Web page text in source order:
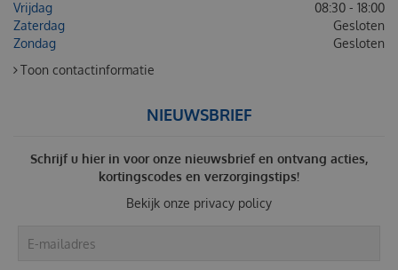
Vrijdag
08:30 - 18:00
Zaterdag
Gesloten
Zondag
Gesloten
Toon contactinformatie
NIEUWSBRIEF
Schrijf u hier in voor onze nieuwsbrief en ontvang acties,
kortingscodes en verzorgingstips!
Bekijk onze privacy policy